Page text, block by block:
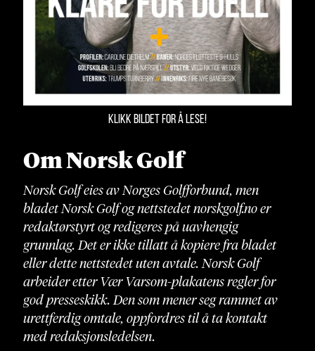
KLIKK BILDET FOR Å LESE!
Om Norsk Golf
Norsk Golf eies av Norges Golfforbund, men
bladet Norsk Golf og nettstedet norskgolf.no er
redaktørstyrt og redigeres på uavhengig
grunnlag. Det er ikke tillatt å kopiere fra bladet
eller dette nettstedet uten avtale. Norsk Golf
arbeider etter Vær Varsom-plakatens regler for
god presseskikk. Den som mener seg rammet av
urettferdig omtale, oppfordres til å ta kontakt
med redaksjonsledelsen.